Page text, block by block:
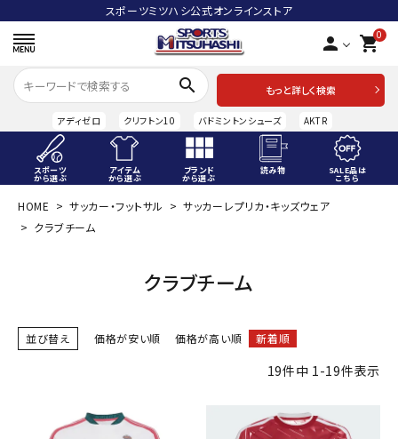
スポーツミツハシ公式オンラインストア
person 0
shopping_cart
search
もっと詳しく検索
アディゼロ クリフトン10 バドミントンシューズ AKTR
スポーツ
から選ぶ
アイテム
から選ぶ
ブランド
から選ぶ
読み物 SALE品は
こちら
ACCOUNT MENU
ようこそ ゲスト 様
person 会員登録
ブランドから選ぶ
HOME サッカー・フットサル
サッカーレプリカ・キッズウェア
クラブチーム
クラブチーム
並び替え 価格が安い順 価格が高い順 新着順
19件中 1-19件表示